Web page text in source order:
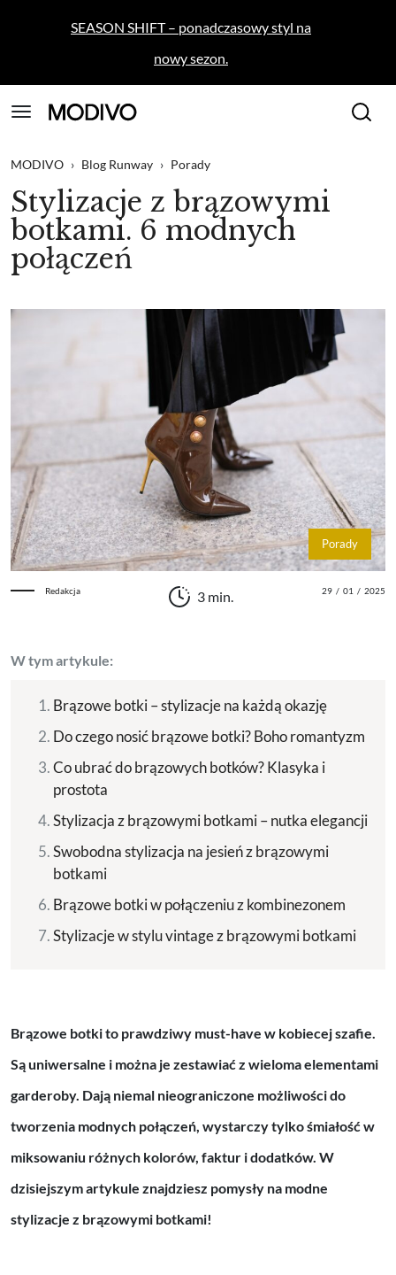
SEASON SHIFT – ponadczasowy styl na
nowy sezon.
MODIVO › Blog Runway › Porady
Stylizacje z brązowymi
botkami. 6 modnych
połączeń
Porady
Redakcja 3 min. 29 / 01 / 2025
W tym artykule:
Brązowe botki – stylizacje na każdą okazję
Do czego nosić brązowe botki? Boho romantyzm
Co ubrać do brązowych botków? Klasyka i
prostota
Stylizacja z brązowymi botkami – nutka elegancji
Swobodna stylizacja na jesień z brązowymi
botkami
Brązowe botki w połączeniu z kombinezonem
Stylizacje w stylu vintage z brązowymi botkami
Brązowe botki to prawdziwy must-have w kobiecej szafie.
Są uniwersalne i można je zestawiać z wieloma elementami
garderoby. Dają niemal nieograniczone możliwości do
tworzenia modnych połączeń, wystarczy tylko śmiałość w
miksowaniu różnych kolorów, faktur i dodatków. W
dzisiejszym artykule znajdziesz pomysły na modne
stylizacje z brązowymi botkami!